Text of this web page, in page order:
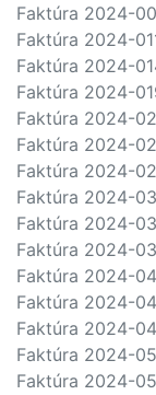
Faktúra 2024-
Faktúra 2024-
Faktúra 2024-
Faktúra 2024-
Faktúra 2024-
Faktúra 2024-
Faktúra 2024-
Faktúra 2024-
Faktúra 2024-
Faktúra 2024-
Faktúra 2024-
Faktúra 2024-
Faktúra 2024-
Faktúra 2024-
Faktúra 2024-